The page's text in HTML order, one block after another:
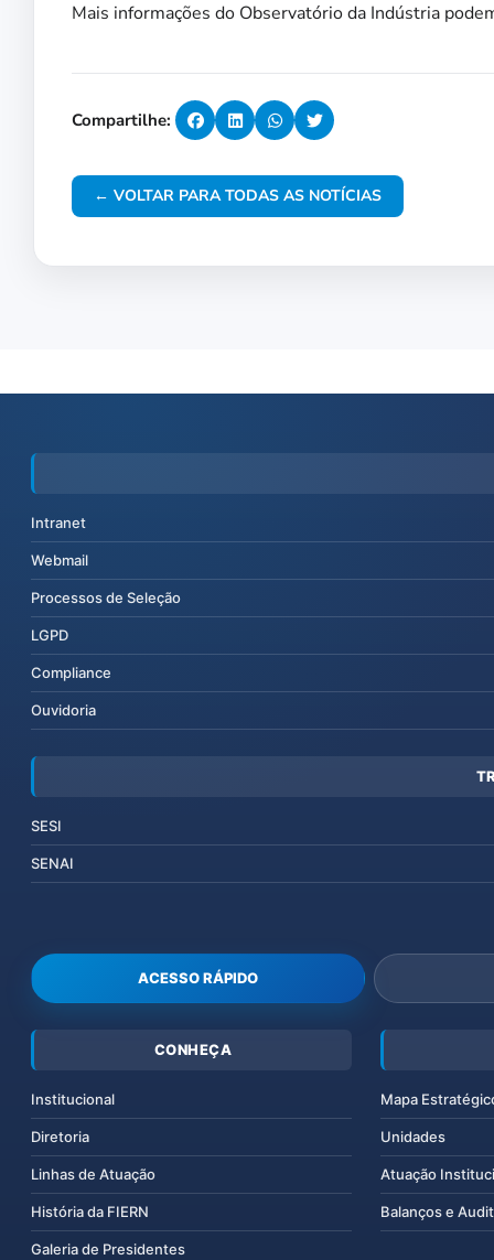
Mais informações do Observatório da Indústria
Compartilhe:
← VOLTAR PARA TODAS AS NOTÍCIAS
Intranet
Webmail
Processos de Seleção
LGPD
Compliance
Ouvidoria
SESI
SENAI
ACESSO RÁPIDO
CONHEÇA
Institucional
Diretoria
Linhas de Atuação
História da FIERN
Galeria de Presidentes
Mapa
Unidades
Atuação
Balanços e